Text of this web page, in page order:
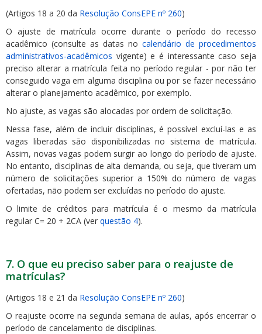
(Artigos 18 a 20 da Resolução ConsEPE nº 260)
O ajuste de matrícula ocorre durante o período do recesso
acadêmico (consulte as datas no calendário de procedimentos
administrativos-acadêmicos vigente) e é interessante caso seja
preciso alterar a matrícula feita no período regular - por não ter
conseguido vaga em alguma disciplina ou por se fazer necessário
alterar o planejamento acadêmico, por exemplo.
No ajuste, as vagas são alocadas por ordem de solicitação.
Nessa fase, além de incluir disciplinas, é possível excluí-las e as
vagas liberadas são disponibilizadas no sistema de matrícula.
Assim, novas vagas podem surgir ao longo do período de ajuste.
No entanto, disciplinas de alta demanda, ou seja, que tiveram um
número de solicitações superior a 150% do número de vagas
ofertadas, não podem ser excluídas no período do ajuste.
O limite de créditos para matrícula é o mesmo da matrícula
regular C= 20 + 2CA (ver questão 4).
7. O que eu preciso saber para o reajuste de
matrículas?
(Artigos 18 e 21 da Resolução ConsEPE nº 260)
O reajuste ocorre na segunda semana de aulas, após encerrar o
período de cancelamento de disciplinas.